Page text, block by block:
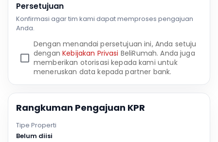
Persetujuan
Konfirmasi agar tim kami dapat memproses pengajuan
Anda.
Dengan menandai persetujuan ini, Anda setuju
denganKebijakan Privasi BeliRumah. Anda juga
memberikan otorisasi kepada kami untuk
meneruskan data kepada partner bank.
Rangkuman Pengajuan KPR
Tipe Properti
Belum diisi